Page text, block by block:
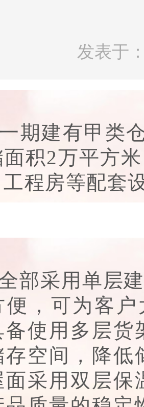
发表于
期建有甲类
积2万平方
程房等配套
部采用单层
便，可为客
备使用多层货
存空间，降低
面采用双层保